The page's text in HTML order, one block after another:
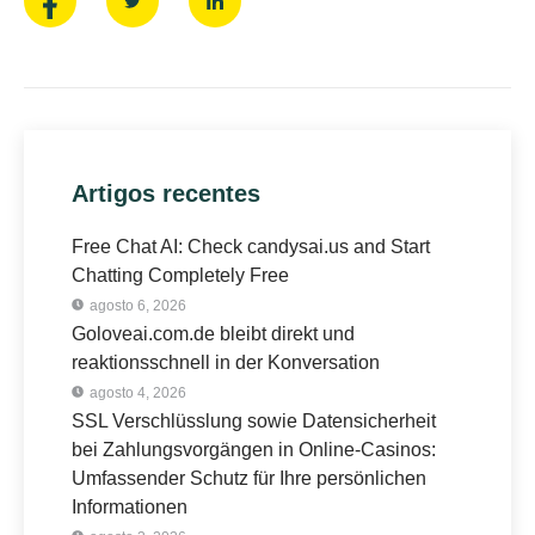
Artigos recentes
Free Chat AI: Check candysai.us and Start
Chatting Completely Free
agosto 6, 2026
Goloveai.com.de bleibt direkt und
reaktionsschnell in der Konversation
agosto 4, 2026
SSL Verschlüsslung sowie Datensicherheit
bei Zahlungsvorgängen in Online-Casinos:
Umfassender Schutz für Ihre persönlichen
Informationen